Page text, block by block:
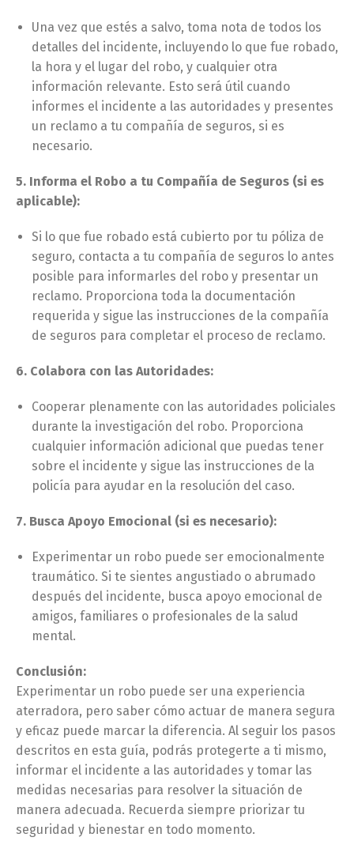
Una vez que estés a salvo, toma nota de todos los
detalles del incidente, incluyendo lo que fue robado,
la hora y el lugar del robo, y cualquier otra
información relevante. Esto será útil cuando
informes el incidente a las autoridades y presentes
un reclamo a tu compañía de seguros, si es
necesario.
5. Informa el Robo a tu Compañía de Seguros (si es
aplicable):
Si lo que fue robado está cubierto por tu póliza de
seguro, contacta a tu compañía de seguros lo antes
posible para informarles del robo y presentar un
reclamo. Proporciona toda la documentación
requerida y sigue las instrucciones de la compañía
de seguros para completar el proceso de reclamo.
6. Colabora con las Autoridades:
Cooperar plenamente con las autoridades policiales
durante la investigación del robo. Proporciona
cualquier información adicional que puedas tener
sobre el incidente y sigue las instrucciones de la
policía para ayudar en la resolución del caso.
7. Busca Apoyo Emocional (si es necesario):
Experimentar un robo puede ser emocionalmente
traumático. Si te sientes angustiado o abrumado
después del incidente, busca apoyo emocional de
amigos, familiares o profesionales de la salud
mental.
Conclusión:
Experimentar un robo puede ser una experiencia
aterradora, pero saber cómo actuar de manera segura
y eficaz puede marcar la diferencia. Al seguir los pasos
descritos en esta guía, podrás protegerte a ti mismo,
informar el incidente a las autoridades y tomar las
medidas necesarias para resolver la situación de
manera adecuada. Recuerda siempre priorizar tu
seguridad y bienestar en todo momento.